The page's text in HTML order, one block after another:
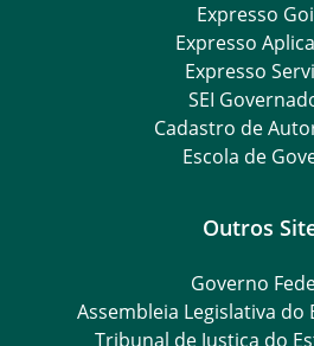
Expresso
Expresso
Expresso
SEI
Cadastro de
Escola de
Outros
Governo
Assembleia Legislativa do
Tribunal de Justiça do